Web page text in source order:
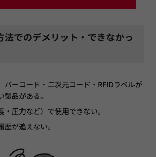
法でのデメリット・できなかっ
バーコード・二次元コード・RFIDラベルが
品がある。
・圧力など）で使用できない。
が追えない。